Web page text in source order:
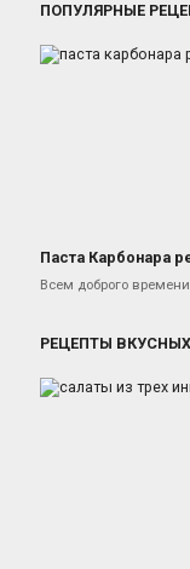
ПОПУЛЯРНЫЕ
Блюда из свинины
Паста Карбонара
Всем доброго
РЕЦЕПТЫ